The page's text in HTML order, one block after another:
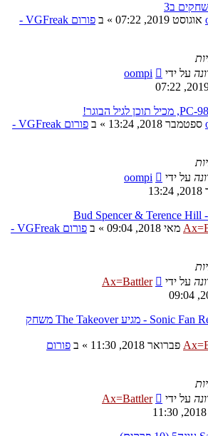
ב3
» ב
פורום VGFreak -
על ידי
oompi
» ב
פורום VGFreak -
על ידי
oompi
Bud Spencer & Terence Hill
» ב
פורום VGFreak -
על ידי
Ax=Battler
מהמפתח של Sonic Fan Remix - מגיע The Takeover משחק
» ב פורום
על ידי
Ax=Battler